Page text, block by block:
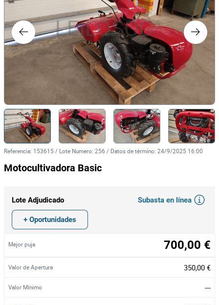
Referencia: 153615 / Lote Numero: 256 / Datos de término: 24/9/2025 16:00
Motocultivadora Basic
Lote Adjudicado Subasta en línea
+ Oportunidades
Mejor puja 700,00 €
Valor de Apertura 350,00 €
Valor Mínimo ---